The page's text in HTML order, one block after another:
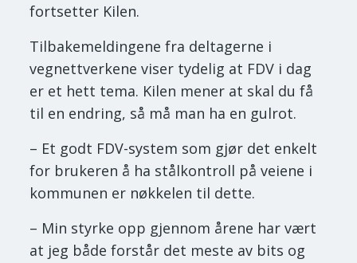
fortsetter Kilen.
Tilbakemeldingene fra deltagerne i
vegnettverkene viser tydelig at FDV i dag
er et hett tema. Kilen mener at skal du få
til en endring, så må man ha en gulrot.
– Et godt FDV-system som gjør det enkelt
for brukeren å ha stålkontroll på veiene i
kommunen er nøkkelen til dette.
– Min styrke opp gjennom årene har vært
at jeg både forstår det meste av bits og